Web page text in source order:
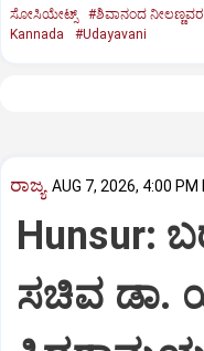
ಸೋಸಿಯೇಟ್ಸ್
#ಶಿವಾನಂದ ನೀಲಣ್ಣವರ
Kannada
#Udayavani
ರಾಜ್ಯ AUG 7, 2026, 4:00 PM
Hunsur:
ಸಚಿವ ಡಾ.